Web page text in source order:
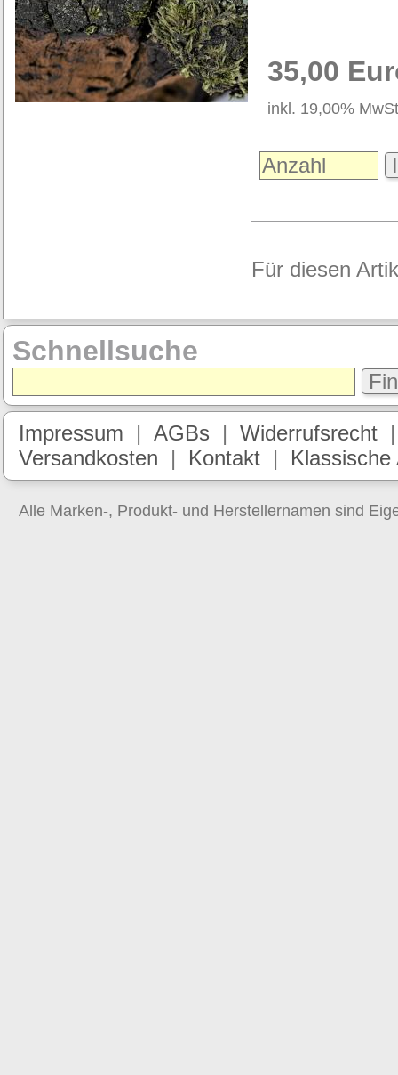
35,00
inkl. 19,00%
Für diesen
Schnellsuche
Impressum | AGBs | Widerrufsrecht
Versandkosten
| Kontakt |
Alle Marken-, Produkt- und Herstellernamen sind